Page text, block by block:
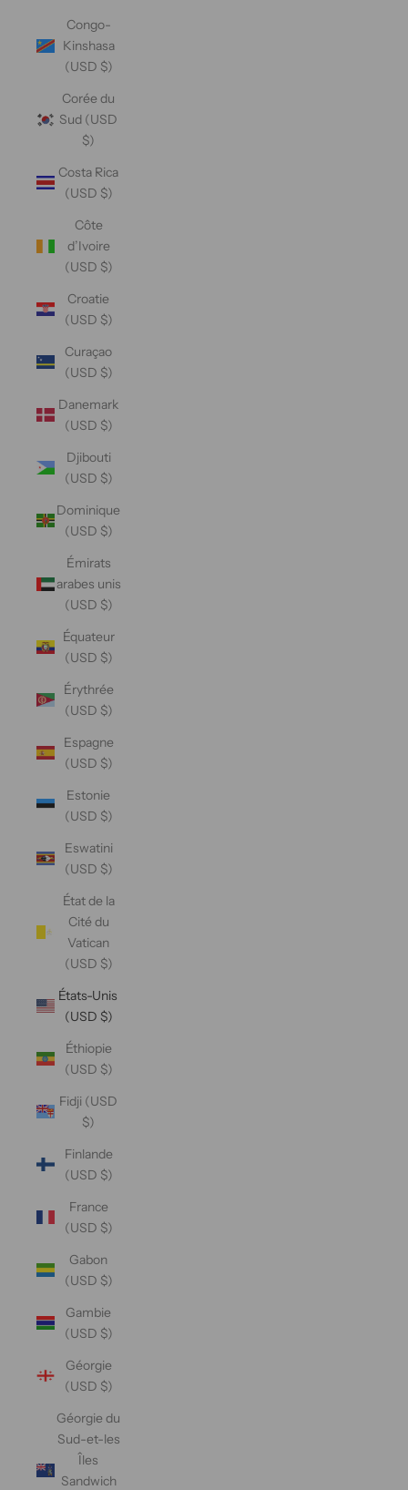
Congo-
Kinshasa
(USD $)
Corée du
Sud (USD
$)
Costa Rica
(USD $)
Côte
d’Ivoire
(USD $)
Croatie
(USD $)
Curaçao
(USD $)
Danemark
(USD $)
Djibouti
(USD $)
Dominique
(USD $)
Émirats
arabes unis
(USD $)
Équateur
(USD $)
Érythrée
(USD $)
Espagne
(USD $)
Estonie
(USD $)
Eswatini
(USD $)
État de la
Cité du
Vatican
(USD $)
États-Unis
(USD $)
Éthiopie
(USD $)
Fidji (USD
$)
Finlande
(USD $)
France
(USD $)
Gabon
(USD $)
Gambie
(USD $)
Géorgie
(USD $)
Géorgie du
Sud-et-les
Îles
Sandwich